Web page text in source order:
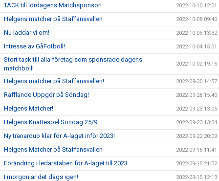
TACK till lördagens Matchsponsor! 2022-10-10 12:01
Helgens matcher på Staffansvallen 2022-10-08 09:40
Nu laddar vi om! 2022-10-05 13:32
Intresse av GåFotboll! 2022-10-04 15:01
Stort tack till alla företag som sponsrade dagens
matchboll!
2022-10-02 19:15
Helgens matcher på Staffansvallen! 2022-09-30 14:57
Rafflande Uppgör på Söndag! 2022-09-28 15:40
Helgens Matcher! 2022-09-23 13:05
Helgens Knattespel Söndag 25/9 2022-09-23 13:04
Ny tränarduo klar för A-laget inför 2023! 2022-09-22 20:09
Helgens Matcher på Staffansvallen 2022-09-16 11:41
Förändring i ledarstaben för A-laget till 2023 2022-09-15 21:02
I morgon är det dags igen! 2022-09-15 12:13